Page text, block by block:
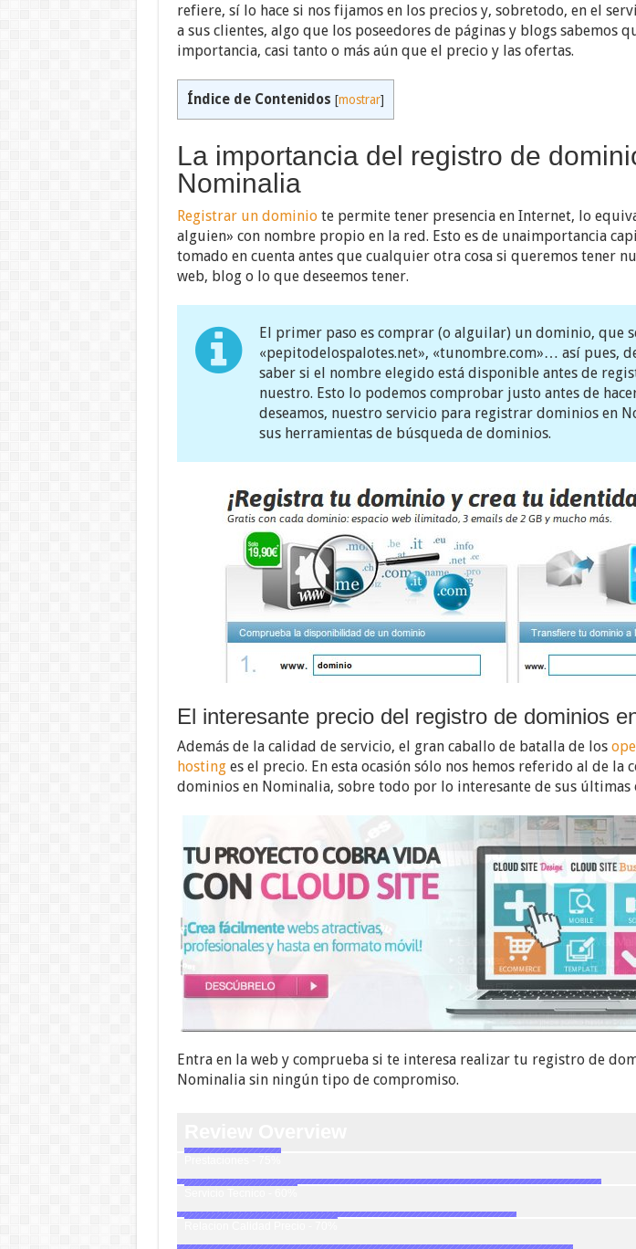
refiere, sí lo hace si nos fijamos en los precios y, sobretodo, en el
a sus clientes, algo que los poseedores de páginas y blogs sabemos
importancia, casi tanto o más aún que el precio y las ofertas.
Índice de Contenidos [mostrar]
La importancia del registro de
Nominalia
Registrar un dominiote permite tener presencia en Internet, lo
alguien» con nombre propio en la red. Esto es de unaimportancia
tomado en cuenta antes que cualquier otra cosa si queremos tener
web, blog o lo que deseemos tener.
El primer paso es comprar (o alguilar) un dominio, que
«pepitodelospalotes.net», «tunombre.com»… así pues,
saber si el nombre elegido está disponible antes de
nuestro. Esto lo podemos comprobar justo antes de
deseamos, nuestro servicio para registrar dominios en
sus herramientas de búsqueda de dominios.
El interesante precio del registro de dominios
Además de la calidad de servicio, el gran caballo de batalla de los
hostinges el precio. En esta ocasión sólo nos hemos referido al de la
dominios en Nominalia, sobre todo por lo interesante de sus últimas
Entra en la web y comprueba si te interesa realizar tu registro de
Nominalia sin ningún tipo de compromiso.